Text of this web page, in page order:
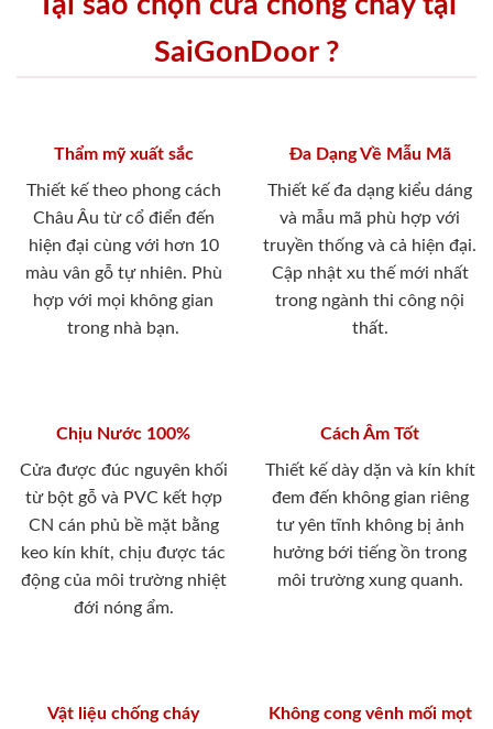
SaiGonDoor ?
Thẩm mỹ xuất sắc
Thiết kế theo phong cách
Châu Âu từ cổ điển đến
hiện đại cùng với hơn 10
màu vân gỗ tự nhiên. Phù
hợp với mọi không gian
trong nhà bạn.
Đa Dạng Về Mẫu Mã
Thiết kế đa dạng kiểu dáng
và mẫu mã phù hợp với
truyền thống và cả hiện đại.
Cập nhật xu thế mới nhất
trong ngành thi công nội
thất.
Chịu Nước 100%
Cửa được đúc nguyên khối
từ bột gỗ và PVC kết hợp
CN cán phủ bề mặt bằng
keo kín khít, chịu được tác
động của môi trường nhiệt
đới nóng ẩm.
Cách Âm Tốt
Thiết kế dày dặn và kín khít
đem đến không gian riêng
tư yên tĩnh không bị ảnh
hưởng bới tiếng ồn trong
môi trường xung quanh.
Vật liệu chống cháy Không cong vênh mối mọt